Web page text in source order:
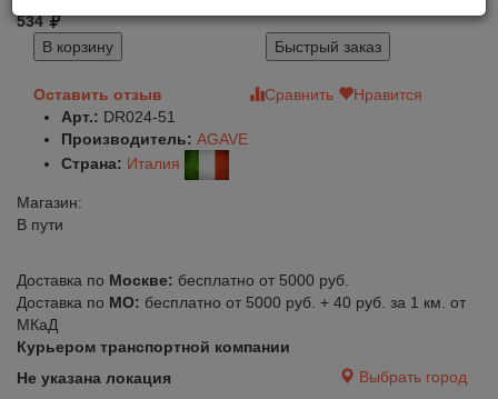
534
В корзину
Быстрый заказ
Оставить отзыв Сравнить
Нравится
Арт.: DR024-51
Производитель: AGAVE
Страна: Италия
Магазин:
В пути
Доставка по Москве: бесплатно от 5000 руб.
Доставка по МО: бесплатно от 5000 руб. + 40 руб. за 1 км. от
МКаД
Курьером транспортной компании
Не указана локация
Выбрать город